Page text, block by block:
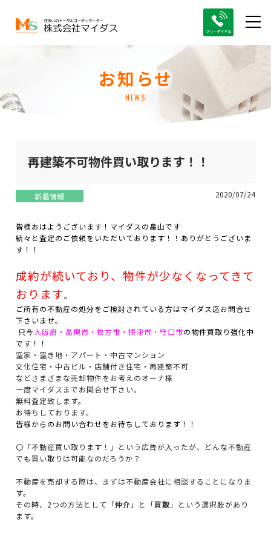
お知らせ
NEWS
再建築不可物件買い取ります！！
新着情報 2020/07/24
皆様おはようございます！マイダスの畠山です
続々と査定のご依頼をいただいております！！ありがとうございま
す！！
成約が続いており、物件が少なくなってきて
おります。
ご所有の不動産の処分をご検討されている方はマイダス迄お問合せ
下さいませ。
只今大阪府・高槻市・枚方市・摂津市・守口市の物件買取り強化中
です！！
空家・空き地・アパート・中古マンション
文化住宅・中古ビル・店舗付き住宅・再建築不可
などさまざまな売却物件をお考えのオーナ様
一度マイダスまでお問合せ下さい。
無料査定致します。
お待ちしております。
皆様からのお問い合わせをお待ちしております！！
〇「不動産買い取ります！」という広告が入ったが、どんな不動産
でも買い取りは可能なのだろうか？
不動産を売却する際は、まずは不動産会社に相談することになりま
す。
その時、2つの方法として「仲介 」と「買取 」という選択肢があり
ます。